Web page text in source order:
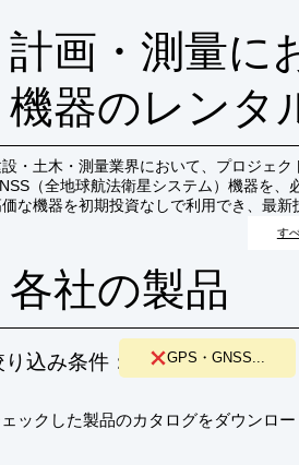
計画・測量に
機器のレンタ
・土木・測量業界において、プロジェ
（全地球航法衛星システム）機器を、
な機器を初期投資なしで利用でき、最新
す
各社の製品
込み条件： GPS・GNSS...
ックした製品のカタログをダウンロー